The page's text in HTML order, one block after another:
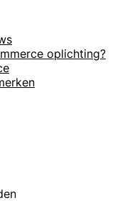
oplichting?